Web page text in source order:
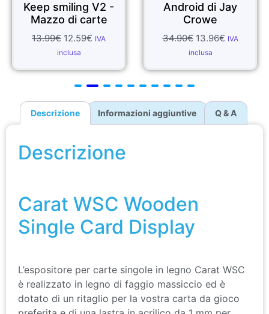
Keep smiling V2 -
Mazzo di carte
13.99€ 12.59€ IVA
inclusa
Android di Jay
Crowe
34.90€ 13.96€ IVA
inclusa
Descrizione Informazioni aggiuntive Q & A
Descrizione
Carat WSC Wooden
Single Card Display
L’espositore per carte singole in legno Carat WSC
è realizzato in legno di faggio massiccio ed è
dotato di un ritaglio per la vostra carta da gioco